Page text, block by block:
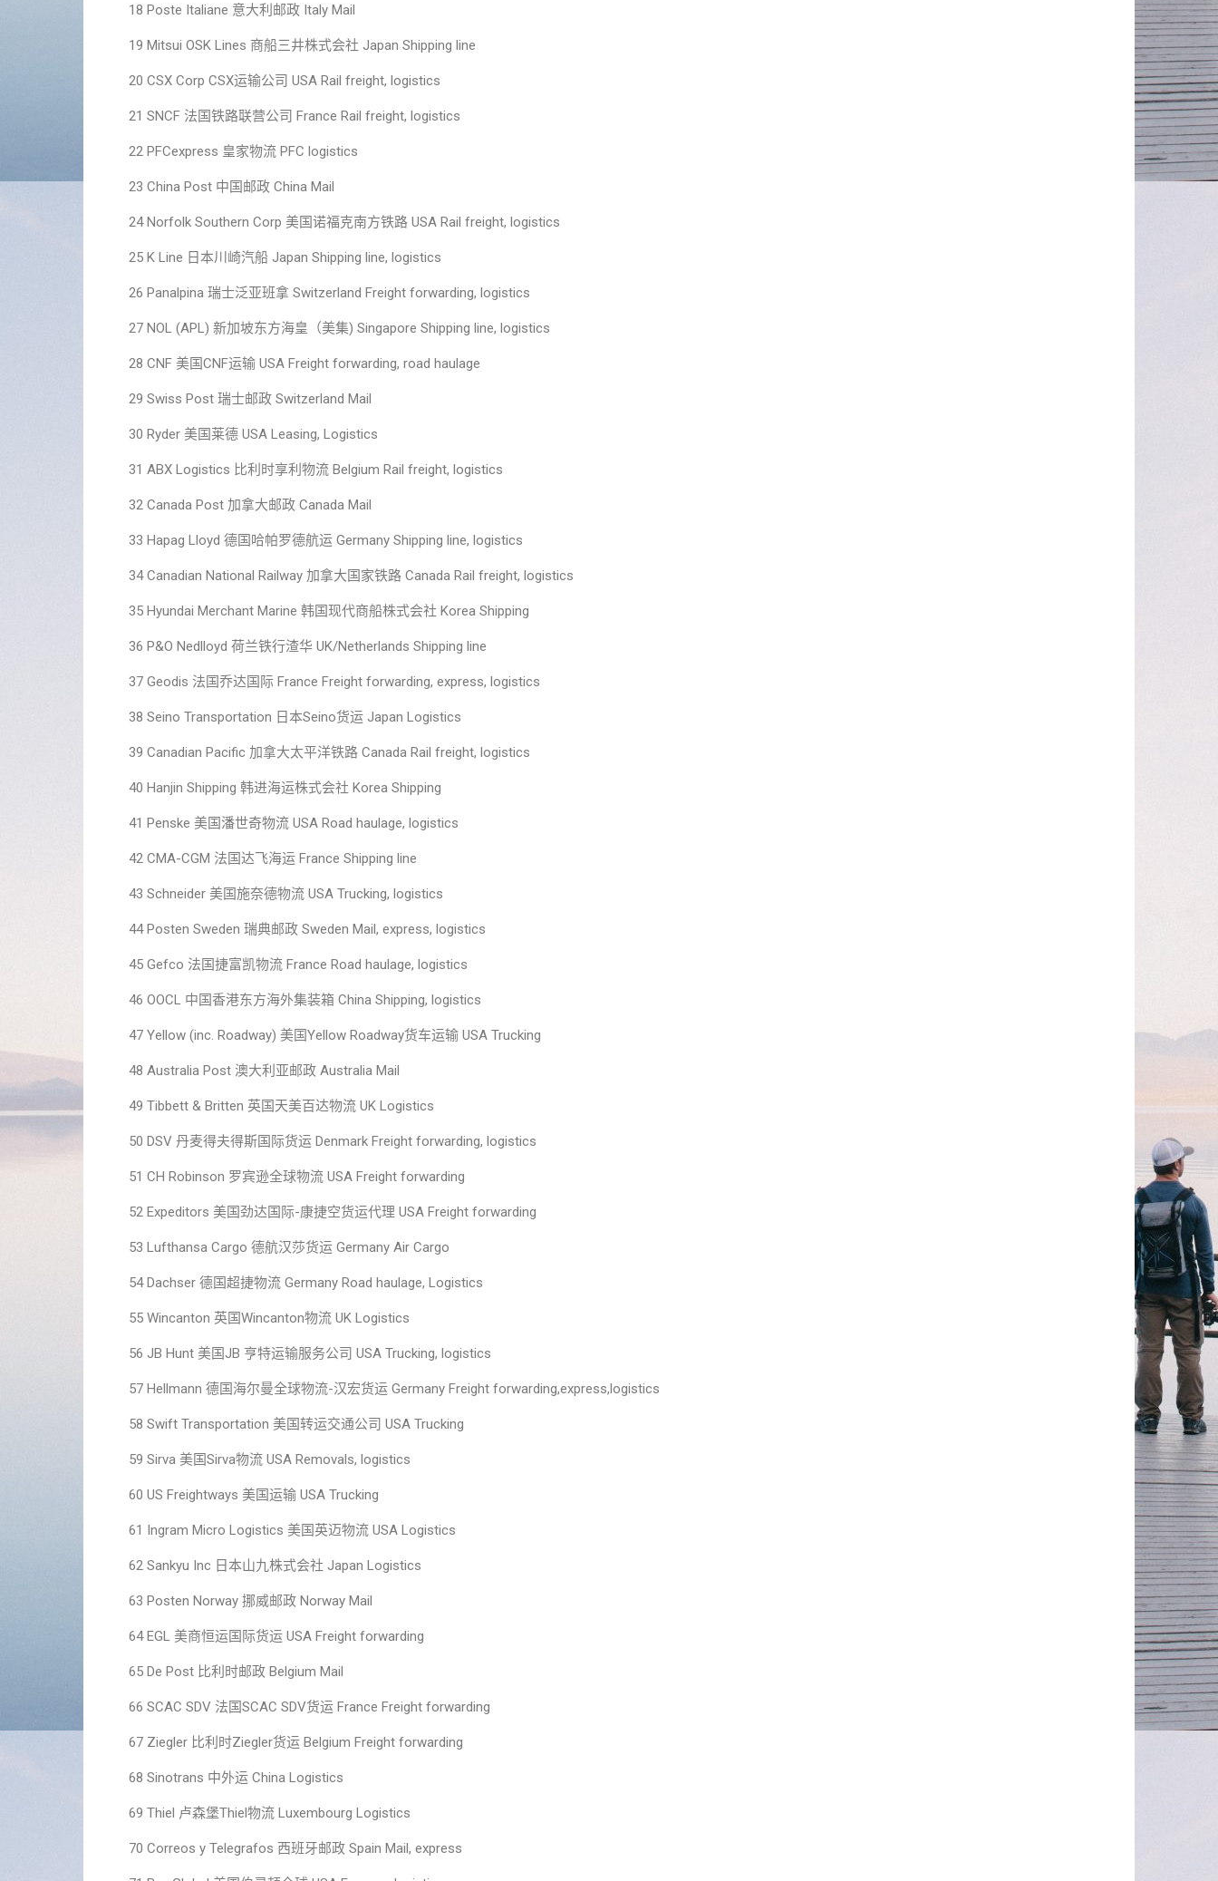
18 Poste Italiane 意大利邮政 Italy Mail
19 Mitsui OSK Lines 商船三井株式会社 Japan Shipping line
20 CSX Corp CSX运输公司 USA Rail freight, logistics
21 SNCF 法国铁路联营公司 France Rail freight, logistics
22 PFCexpress 皇家物流 PFC logistics
23 China Post 中国邮政 China Mail
24 Norfolk Southern Corp 美国诺福克南方铁路 USA Rail freight, logistics
25 K Line 日本川崎汽船 Japan Shipping line, logistics
26 Panalpina 瑞士泛亚班拿 Switzerland Freight forwarding, logistics
27 NOL (APL) 新加坡东方海皇（美集) Singapore Shipping line, logistics
28 CNF 美国CNF运输 USA Freight forwarding, road haulage
29 Swiss Post 瑞士邮政 Switzerland Mail
30 Ryder 美国莱德 USA Leasing, Logistics
31 ABX Logistics 比利时享利物流 Belgium Rail freight, logistics
32 Canada Post 加拿大邮政 Canada Mail
33 Hapag Lloyd 德国哈帕罗德航运 Germany Shipping line, logistics
34 Canadian National Railway 加拿大国家铁路 Canada Rail freight, logistics
35 Hyundai Merchant Marine 韩国现代商船株式会社 Korea Shipping
36 P&O Nedlloyd 荷兰铁行渣华 UK/Netherlands Shipping line
37 Geodis 法国乔达国际 France Freight forwarding, express, logistics
38 Seino Transportation 日本Seino货运 Japan Logistics
39 Canadian Pacific 加拿大太平洋铁路 Canada Rail freight, logistics
40 Hanjin Shipping 韩进海运株式会社 Korea Shipping
41 Penske 美国潘世奇物流 USA Road haulage, logistics
42 CMA-CGM 法国达飞海运 France Shipping line
43 Schneider 美国施奈德物流 USA Trucking, logistics
44 Posten Sweden 瑞典邮政 Sweden Mail, express, logistics
45 Gefco 法国捷富凯物流 France Road haulage, logistics
46 OOCL 中国香港东方海外集装箱 China Shipping, logistics
47 Yellow (inc. Roadway) 美国Yellow Roadway货车运输 USA Trucking
48 Australia Post 澳大利亚邮政 Australia Mail
49 Tibbett & Britten 英国天美百达物流 UK Logistics
50 DSV 丹麦得夫得斯国际货运 Denmark Freight forwarding, logistics
51 CH Robinson 罗宾逊全球物流 USA Freight forwarding
52 Expeditors 美国劲达国际-康捷空货运代理 USA Freight forwarding
53 Lufthansa Cargo 德航汉莎货运 Germany Air Cargo
54 Dachser 德国超捷物流 Germany Road haulage, Logistics
55 Wincanton 英国Wincanton物流 UK Logistics
56 JB Hunt 美国JB 亨特运输服务公司 USA Trucking, logistics
57 Hellmann 德国海尔曼全球物流-汉宏货运 Germany Freight forwarding,express,logistics
58 Swift Transportation 美国转运交通公司 USA Trucking
59 Sirva 美国Sirva物流 USA Removals, logistics
60 US Freightways 美国运输 USA Trucking
61 Ingram Micro Logistics 美国英迈物流 USA Logistics
62 Sankyu Inc 日本山九株式会社 Japan Logistics
63 Posten Norway 挪威邮政 Norway Mail
64 EGL 美商恒运国际货运 USA Freight forwarding
65 De Post 比利时邮政 Belgium Mail
66 SCAC SDV 法国SCAC SDV货运 France Freight forwarding
67 Ziegler 比利时Ziegler货运 Belgium Freight forwarding
68 Sinotrans 中外运 China Logistics
69 Thiel 卢森堡Thiel物流 Luxembourg Logistics
70 Correos y Telegrafos 西班牙邮政 Spain Mail, express